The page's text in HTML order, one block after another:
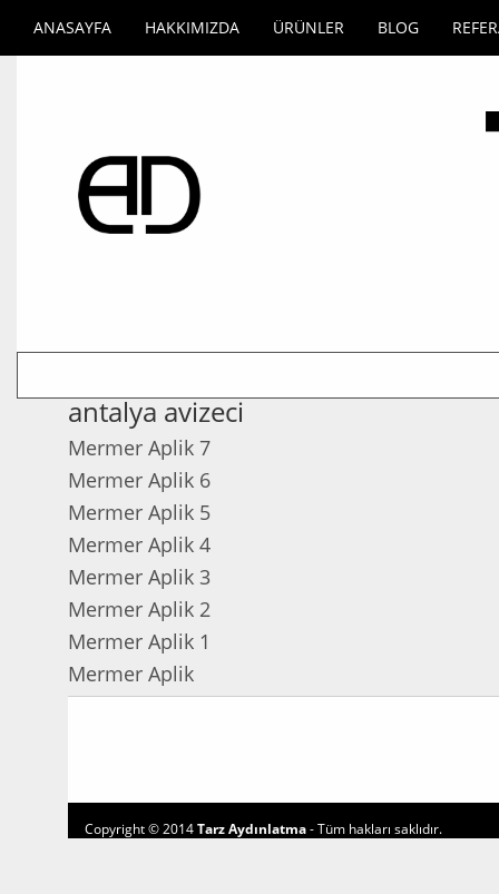
ANASAYFA HAKKIMIZDA ÜRÜNLER BLOG
antalya avizeci
Mermer Aplik 7
Mermer Aplik 6
Mermer Aplik 5
Mermer Aplik 4
Mermer Aplik 3
Mermer Aplik 2
Mermer Aplik 1
Mermer Aplik
Copyright © 2014Tarz Aydınlatma- Tüm hakları saklıdır.